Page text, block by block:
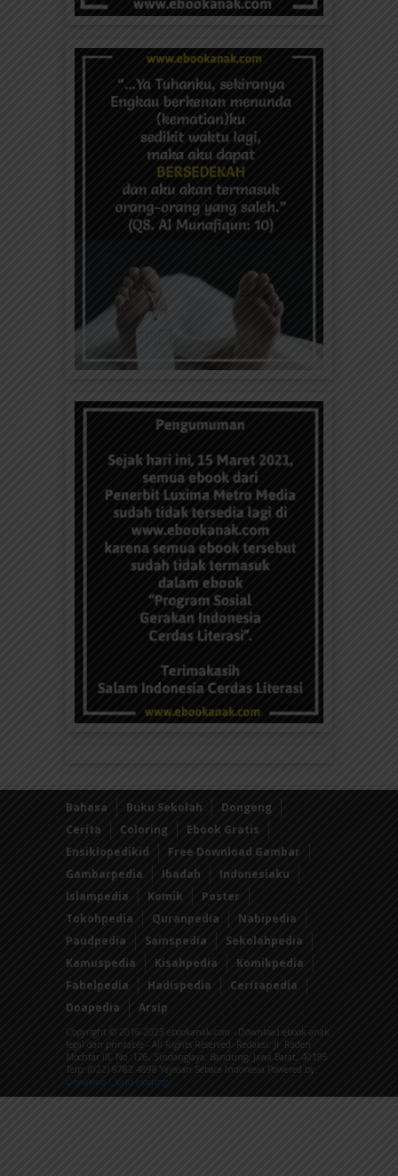
Bahasa Buku Sekolah
Dongeng
Cerita
Coloring
Ebook Gratis
Ensiklopedikid
Free Download Gambar
Gambarpedia
Ibadah
Indonesiaku
Islampedia
Komik
Poster
Tokohpedia
Quranpedia
Nabipedia
Paudpedia
Sainspedia
Sekolahpedia
Kamuspedia
Kisahpedia
Komikpedia
Fabelpedia
Hadispedia
Ceritapedia
Doapedia
Arsip
Copyright © 2016-2023 ebookanak.com - Download ebook anak
legal dan printable - All Rights Reserved. Redaksi: Jl. Raden
Mochtar III, No. 126, Sindanglaya, Bandung, Jawa Barat, 40195
Telp: (022) 8782 4898 Yayasan Sebaca Indonesia Powered by
Dewaweb Cloud Hosting